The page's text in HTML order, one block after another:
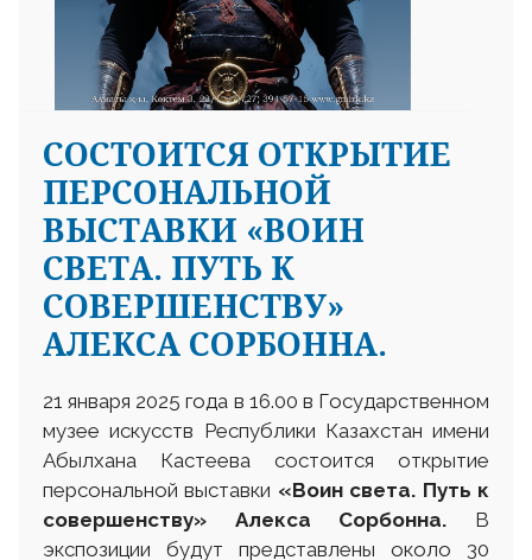
СОСТОИТСЯ ОТКРЫТИЕ
ПЕРСОНАЛЬНОЙ
ВЫСТАВКИ «ВОИН
СВЕТА. ПУТЬ К
СОВЕРШЕНСТВУ»
АЛЕКСА СОРБОННА.
21 января 2025 года в 16.00 в Государственном
музее искусств Республики Казахстан имени
Абылхана Кастеева состоится открытие
персональной выставки «Воин света. Путь к
совершенству» Алекса Сорбонна. В
экспозиции будут представлены около 30